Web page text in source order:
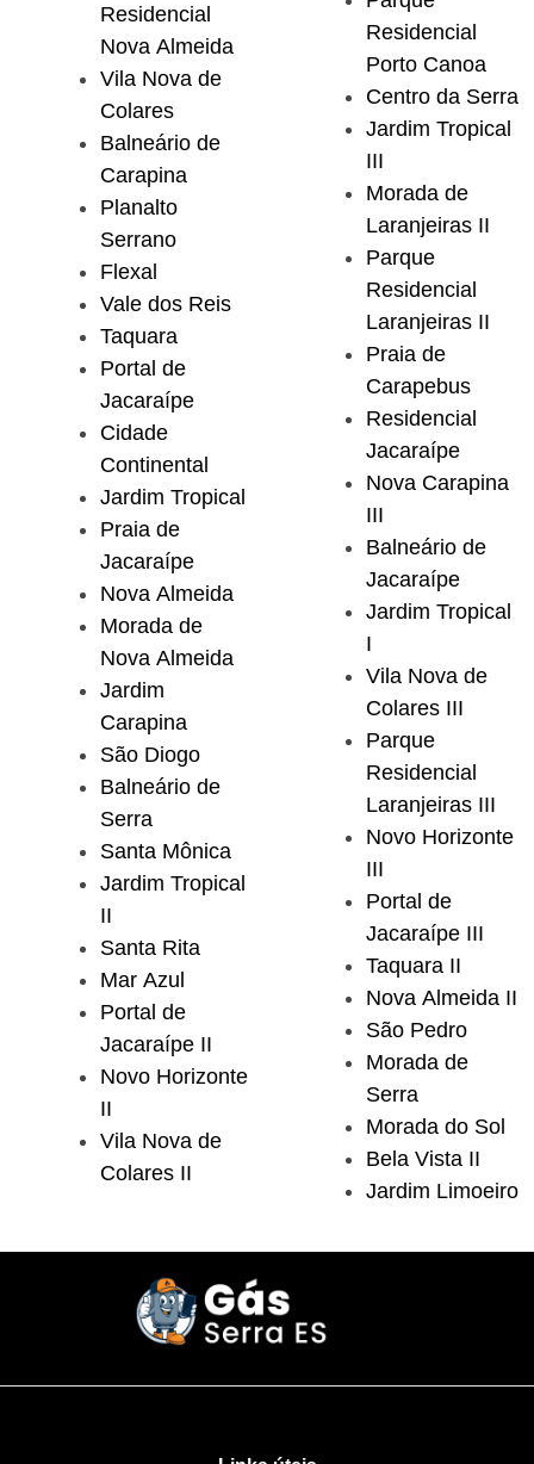
Residencial
Nova Almeida
Vila Nova de
Colares
Balneário de
Carapina
Planalto
Serrano
Flexal
Vale dos Reis
Taquara
Portal de
Jacaraípe
Cidade
Continental
Jardim Tropical
Praia de
Jacaraípe
Nova Almeida
Morada de
Nova Almeida
Jardim
Carapina
São Diogo
Balneário de
Serra
Santa Mônica
Jardim Tropical
II
Santa Rita
Mar Azul
Portal de
Jacaraípe II
Novo Horizonte
II
Vila Nova de
Colares II
Residencial
Porto Canoa
Centro da Serra
Jardim Tropical
III
Morada de
Laranjeiras II
Parque
Residencial
Laranjeiras II
Praia de
Carapebus
Residencial
Jacaraípe
Nova Carapina
III
Balneário de
Jacaraípe
Jardim Tropical
I
Vila Nova de
Colares III
Parque
Residencial
Laranjeiras III
Novo Horizonte
III
Portal de
Jacaraípe III
Taquara II
Nova Almeida II
São Pedro
Morada de
Serra
Morada do Sol
Bela Vista II
Jardim Limoeiro